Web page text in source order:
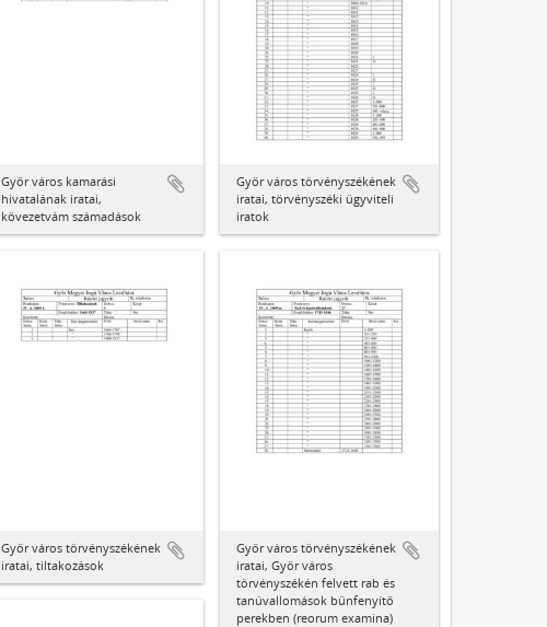
Győr város kamarási
hivatalának iratai,
kövezetvám számadások
Győr város törvényszékének
iratai, törvényszéki ügyviteli
iratok
Győr város törvényszékének
iratai, tiltakozások
Győr város törvényszékének
iratai, Győr város
törvényszékén felvett rab és
tanúvallomások bűnfenyítő
perekben (reorum examina)